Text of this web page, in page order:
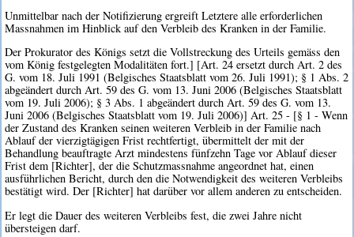
Unmittelbar nach der Notifizierung ergreift Letztere alle erforderlichen
Massnahmen im Hinblick auf den Verbleib des Kranken in der Familie.
Der Prokurator des Königs setzt die Vollstreckung des Urteils gemäss den
vom König festgelegten Modalitäten fort.] [Art. 24 ersetzt durch Art. 2 des
G. vom 18. Juli 1991 (Belgisches Staatsblatt vom 26. Juli 1991); § 1 Abs. 2
abgeändert durch Art. 59 des G. vom 13. Juni 2006 (Belgisches Staatsblatt
vom 19. Juli 2006); § 3 Abs. 1 abgeändert durch Art. 59 des G. vom 13.
Juni 2006 (Belgisches Staatsblatt vom 19. Juli 2006)] Art. 25 - [§ 1 - Wenn
der Zustand des Kranken seinen weiteren Verbleib in der Familie nach
Ablauf der vierzigtägigen Frist rechtfertigt, übermittelt der mit der
Behandlung beauftragte Arzt mindestens fünfzehn Tage vor Ablauf dieser
Frist dem [Richter], der die Schutzmassnahme angeordnet hat, einen
ausführlichen Bericht, durch den die Notwendigkeit des weiteren Verbleibs
bestätigt wird. Der [Richter] hat darüber vor allem anderen zu entscheiden.
Er legt die Dauer des weiteren Verbleibs fest, die zwei Jahre nicht
übersteigen darf.